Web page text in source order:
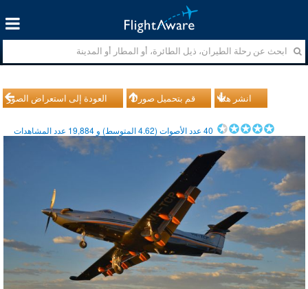
العودة إلى استعراض الصور قم بتحميل صورك انشر هذا
40عدد الأصوات (4.62المتوسط) و 19,884 عدد المشاهدات